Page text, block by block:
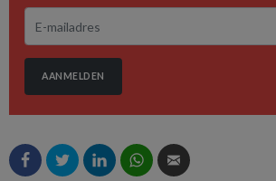
AANMELDEN